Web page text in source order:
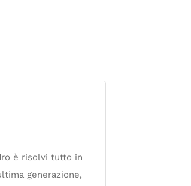
è risolvi tutto in
generazione,